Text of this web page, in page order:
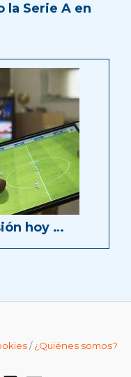
la Serie A en
hoy …
/¿Quiénes somos?